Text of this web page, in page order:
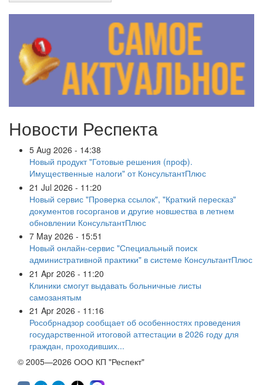
Новости Респекта
5 Aug 2026 - 14:38
Новый продукт "Готовые решения (проф).
Имущественные налоги" от КонсультантПлюс
21 Jul 2026 - 11:20
Новый сервис "Проверка ссылок", "Краткий пересказ"
документов госорганов и другие новшества в летнем
обновлении КонсультантПлюс
7 May 2026 - 15:51
Новый онлайн-сервис "Специальный поиск
административной практики" в системе КонсультантПлюс
21 Apr 2026 - 11:20
Клиники смогут выдавать больничные листы
самозанятым
21 Apr 2026 - 11:16
Рособрнадзор сообщает об особенностях проведения
государственной итоговой аттестации в 2026 году для
граждан, проходивших...
© 2005—2026 ООО КП "Респект"